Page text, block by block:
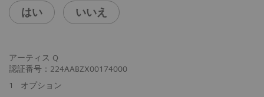
はい いいえ
アーティス Q
認証番号：224AABZX00174000
1
オプション